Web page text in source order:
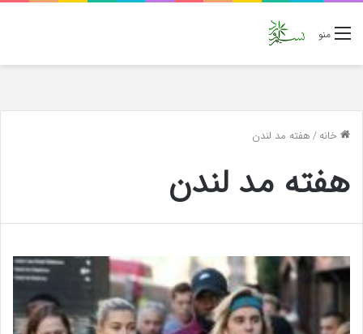
منو
خانه/هفته مد لندن
هفته مد لندن